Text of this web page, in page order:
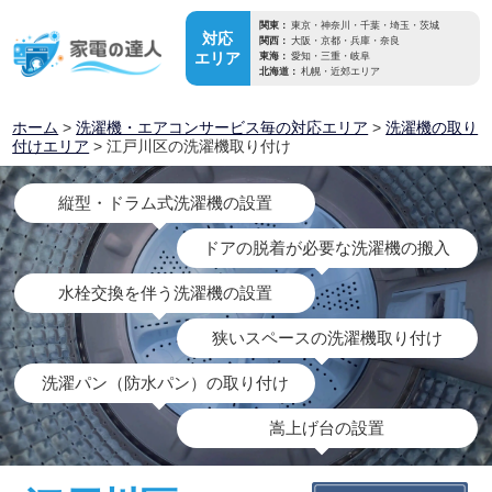
対応
エリア
関東： 東京・神奈川・千葉・埼玉・茨城
関西： 大阪・京都・兵庫・奈良
東海： 愛知・三重・岐阜
北海道： 札幌・近郊エリア
ホーム >洗濯機・エアコンサービス毎の対応エリア >洗濯機の取り
付けエリア > 江戸川区の洗濯機取り付け
縦型・ドラム式洗濯機の設置
ドアの脱着が必要な洗濯機の搬入
水栓交換を伴う洗濯機の設置
狭いスペースの洗濯機取り付け
洗濯パン（防水パン）の取り付け
嵩上げ台の設置